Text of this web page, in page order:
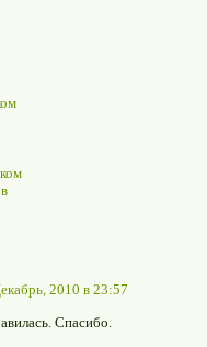
2010 в 23:57
Спасибо.